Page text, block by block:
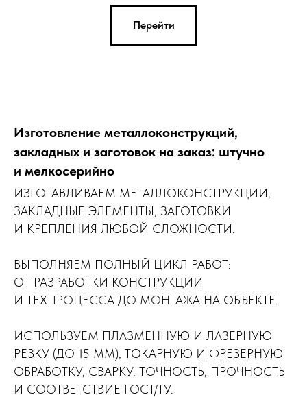
Перейти
Изготовление металлоконструкций,
закладных и заготовок на заказ: штучно
и мелкосерийно
ИЗГОТАВЛИВАЕМ МЕТАЛЛОКОНСТРУКЦИИ,
ЗАКЛАДНЫЕ ЭЛЕМЕНТЫ, ЗАГОТОВКИ
И КРЕПЛЕНИЯ ЛЮБОЙ СЛОЖНОСТИ.
ВЫПОЛНЯЕМ ПОЛНЫЙ ЦИКЛ РАБОТ:
ОТ РАЗРАБОТКИ КОНСТРУКЦИИ
И ТЕХПРОЦЕССА ДО МОНТАЖА НА ОБЪЕКТЕ.
ИСПОЛЬЗУЕМ ПЛАЗМЕННУЮ И ЛАЗЕРНУЮ
РЕЗКУ (ДО 15 ММ), ТОКАРНУЮ И ФРЕЗЕРНУЮ
ОБРАБОТКУ, СВАРКУ. ТОЧНОСТЬ, ПРОЧНОСТЬ
И СООТВЕТСТВИЕ ГОСТ/ТУ.